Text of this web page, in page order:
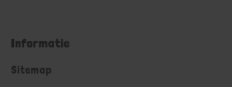
Informatie
Sitemap